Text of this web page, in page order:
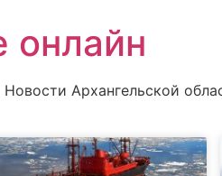
онлайн
Архангельской